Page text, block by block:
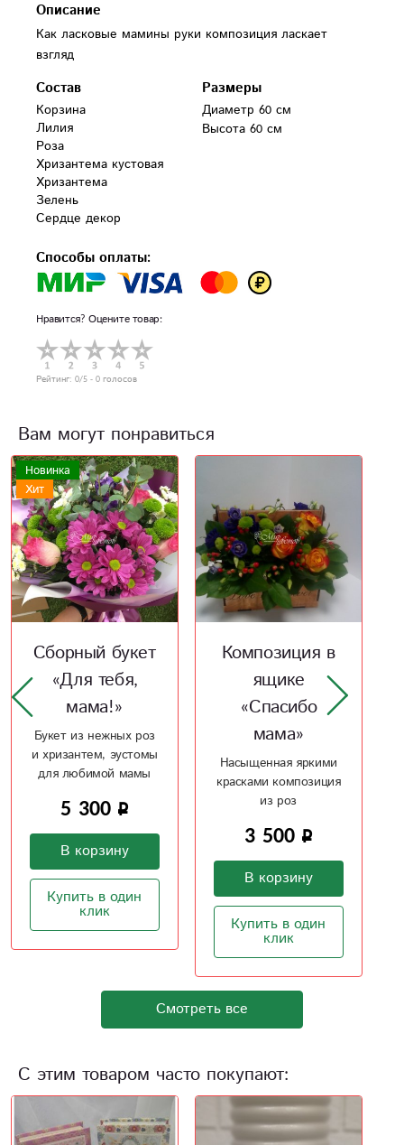
Описание
Как ласковые мамины руки композиция ласкает
взгляд
Состав
Корзина
Лилия
Роза
Хризантема кустовая
Хризантема
Зелень
Сердце декор
Размеры
Диаметр 60 см
Высота 60 см
Способы оплаты:
Нравится? Оцените товар:
Рейтинг: 0/5 - 0 голосов
Вам могут понравиться
Композиция в
ящике
«Спасибо
мама»
Насыщенная яркими
красками композиция
из роз
3 500
В корзину
Сборный букет
«Ванильное
чудо»
Чудесный ванильный
5 500
Купить в один
клик
Смотреть все
С этим товаром часто покупают: